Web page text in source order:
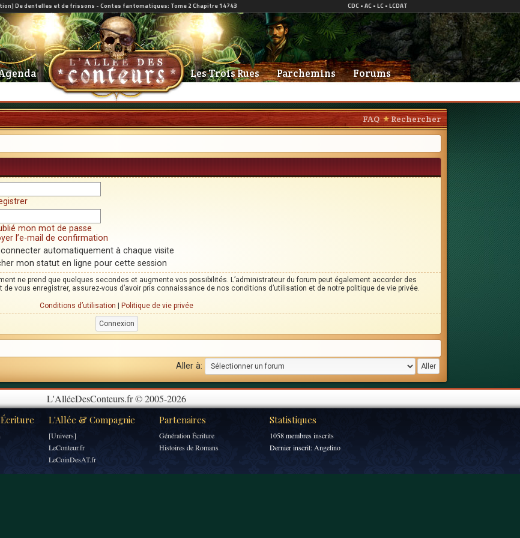
Les Trois Rues Parchemins Forums
FAQ Rechercher
mon mot de passe
l’e-mail de confirmation
connecter automatiquement à chaque visite
mon statut en ligne pour cette session
ne prend que quelques secondes et augmente vos possibilités. L’administrateur du forum peut également accorder des
vous enregistrer, assurez-vous d’avoir pris connaissance de nos conditions d’utilisation et de notre politique de vie privée.
Conditions d’utilisation
Politique de vie privée
Aller à:
L'AlléeDesConteurs.fr © 2005-2026
L'Allée & Compagnie Partenaires Statistiques
[Univers]
LeConteur.fr
LeCoinDesAT.fr
Génération Écriture
Histoires de Romans
1058 membres inscrits
Dernier inscrit: Angelino